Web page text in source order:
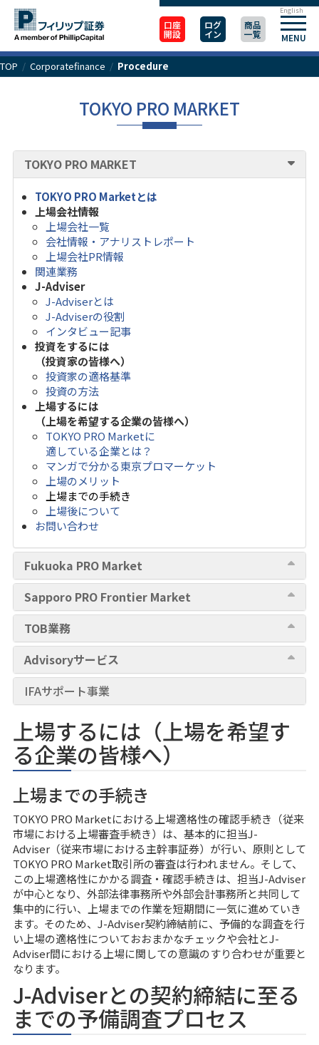
口座
開設
ログ
イン
商品
一覧 MENU
English
TOP / Corporatefinance / Procedure
TOKYO PRO MARKET
TOKYO PRO MARKET
TOKYO PRO Marketとは
上場会社情報
上場会社一覧
会社情報・アナリストレポート
上場会社PR情報
関連業務
J-Adviser
J-Adviserとは
J-Adviserの役割
インタビュー記事
投資をするには
（投資家の皆様へ）
投資家の適格基準
投資の方法
上場するには
（上場を希望する企業の皆様へ）
TOKYO PRO Marketに
適している企業とは？
マンガで分かる東京プロマーケット
上場のメリット
上場までの手続き
上場後について
お問い合わせ
Fukuoka PRO Market
Sapporo PRO Frontier Market
TOB業務
Advisoryサービス
IFAサポート事業
上場するには（上場を希望す
る企業の皆様へ）
上場までの手続き
TOKYO PRO Marketにおける上場適格性の確認手続き（従来
市場における上場審査手続き）は、基本的に担当J-
Adviser（従来市場における主幹事証券）が行い、原則として
TOKYO PRO Market取引所の審査は行われません。そして、
この上場適格性にかかる調査・確認手続きは、担当J-Adviser
が中心となり、外部法律事務所や外部会計事務所と共同して
集中的に行い、上場までの作業を短期間に一気に進めていき
ます。そのため、J-Adviser契約締結前に、予備的な調査を行
い上場の適格性についておおまかなチェックや会社とJ-
Adviser間における上場に関しての意識のすり合わせが重要と
なります。
J-Adviserとの契約締結に至る
までの予備調査プロセス